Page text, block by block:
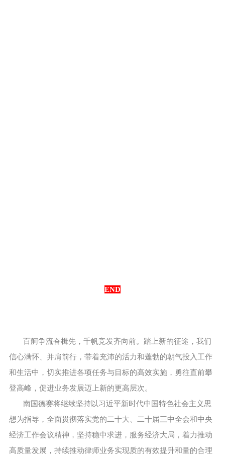
END
百舸争流奋楫先，千帆竞发齐向前。踏上新的征途，我们
信心满怀、并肩前行，带着充沛的活力和蓬勃的朝气投入工作
和生活中，切实推进各项任务与目标的高效实施，勇往直前攀
登高峰，促进业务发展迈上新的更高层次。
南国德赛将继续坚持以习近平新时代中国特色社会主义思
想为指导，全面贯彻落实党的二十大、二十届三中全会和中央
经济工作会议精神，坚持稳中求进，服务经济大局，着力推动
高质量发展，持续推动律师业务实现质的有效提升和量的合理